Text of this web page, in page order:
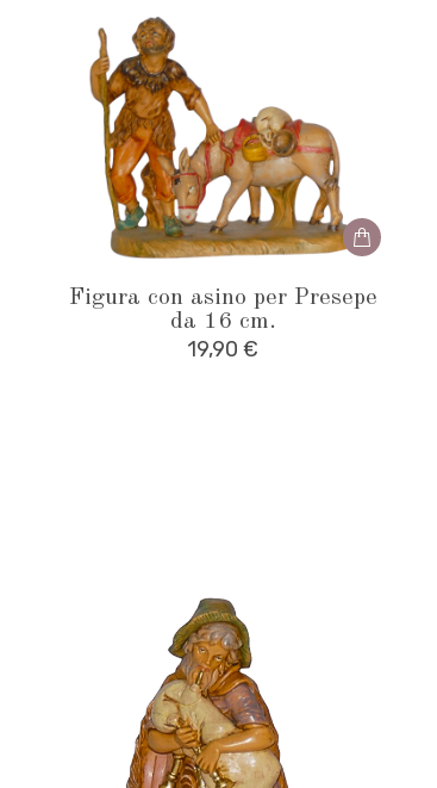
Figura con asino per Presepe
da 16 cm.
19,90€